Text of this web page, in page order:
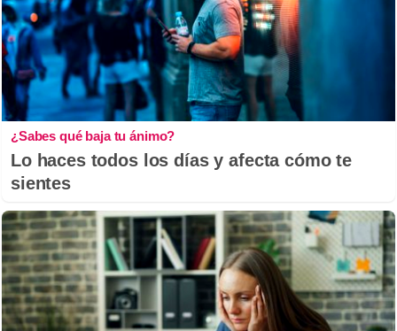
¿Sabes qué baja tu ánimo?
Lo haces todos los días y afecta cómo te
sientes